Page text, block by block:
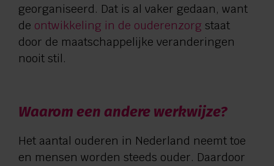
georganiseerd. Dat is al vaker gedaan, want
de ontwikkeling in de ouderenzorg staat
door de maatschappelijke veranderingen
nooit stil.
Waarom een andere werkwijze?
Het aantal ouderen in Nederland neemt toe
en mensen worden steeds ouder. Daardoor